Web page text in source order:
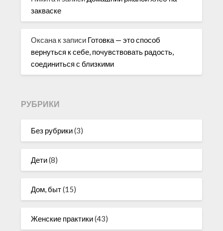
закваске
Оксана к записи Готовка — это способ
вернуться к себе, почувствовать радость,
соединиться с близкими
РУБРИКИ
Без рубрики(3)
Дети(8)
Дом, быт(15)
Женские практики(43)